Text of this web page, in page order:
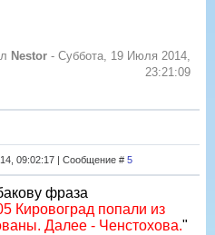
Nestor - Суббота, 19 Июля 2014,
23:21:09
09:02:17 | Сообщение # 5
фраза
Кировоград попали из
Далее - Ченстохова."